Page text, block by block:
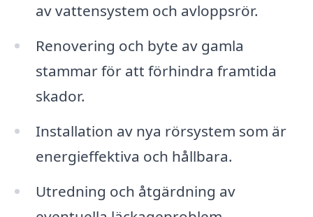
av vattensystem och avloppsrör.
Renovering och byte av gamla
stammar för att förhindra framtida
skador.
Installation av nya rörsystem som är
energieffektiva och hållbara.
Utredning och åtgärdning av